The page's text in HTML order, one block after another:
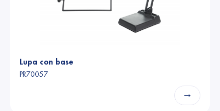
Lupa con base
PR70057
→